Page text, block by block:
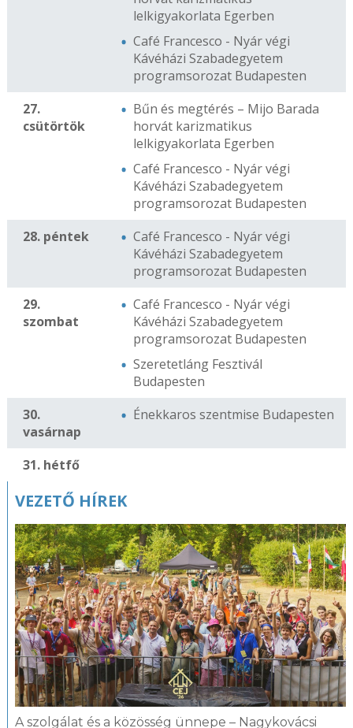
lelkigyakorlata Egerben
Café Francesco - Nyár végi
Kávéházi Szabadegyetem
programsorozat Budapesten
27.
csütörtök
Bűn és megtérés – Mijo Barada
horvát karizmatikus
lelkigyakorlata Egerben
Café Francesco - Nyár végi
Kávéházi Szabadegyetem
programsorozat Budapesten
28. péntek
Café Francesco - Nyár végi
Kávéházi Szabadegyetem
programsorozat Budapesten
29.
szombat
Café Francesco - Nyár végi
Kávéházi Szabadegyetem
programsorozat Budapesten
Szeretetláng Fesztivál
Budapesten
30.
vasárnap
Énekkaros szentmise Budapesten
31. hétfő
VEZETŐ HÍREK
A szolgálat és a közösség ünnepe – Nagykovácsi